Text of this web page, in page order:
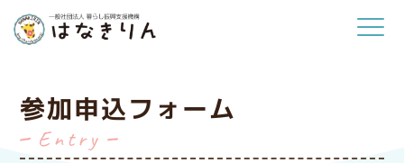
参加申込フォーム
entry